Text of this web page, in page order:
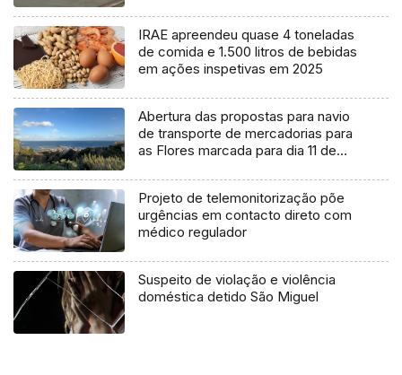
IRAE apreendeu quase 4 toneladas
de comida e 1.500 litros de bebidas
em ações inspetivas em 2025
Abertura das propostas para navio
de transporte de mercadorias para
as Flores marcada para dia 11 de
Projeto de telemonitorização põe
urgências em contacto direto com
médico regulador
Suspeito de violação e violência
doméstica detido São Miguel